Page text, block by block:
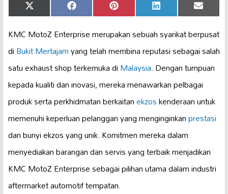
Share
on
X
(Twitter)
Share
on
Facebook Share
on
Pinterest Share
on
LinkedIn Share
on
Email
KMC MotoZ Enterprise merupakan sebuah syarikat berpusat
diBukit Mertajamyang telah membina reputasi sebagai salah
satu exhaust shop terkemuka diMalaysia. Dengan tumpuan
kepada kualiti dan inovasi, mereka menawarkan pelbagai
produk serta perkhidmatan berkaitanekzoskenderaan untuk
memenuhi keperluan pelanggan yang menginginkanprestasi
dan bunyi ekzos yang unik. Komitmen mereka dalam
menyediakan barangan dan servis yang terbaik menjadikan
KMC MotoZ Enterprise sebagai pilihan utama dalam industri
aftermarket automotif tempatan.